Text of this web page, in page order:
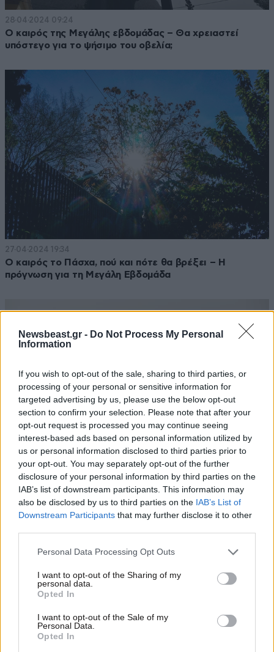
Newsbeast.gr - Do Not Process My Personal
Information
If you wish to opt-out of the sale, sharing to third parties, or
processing of your personal or sensitive information for
targeted advertising by us, please use the below opt-out
section to confirm your selection. Please note that after your
opt-out request is processed you may continue seeing
interest-based ads based on personal information utilized by
us or personal information disclosed to third parties prior to
your opt-out. You may separately opt-out of the further
disclosure of your personal information by third parties on the
IAB’s list of downstream participants. This information may
also be disclosed by us to third parties on the IAB’s List of
Downstream Participants that may further disclose it to other
Please note that this website/app uses one or more Google
not limited to your visit or usage behaviour. You may click to
grant or deny consent to Google and its third-party tags to
use your data for below specified purposes in below Google
consent section.
Personal Data Processing Opt Outs
I want to opt-out of the Sharing of my
personal data.
Opted In
I want to opt-out of the Sale of my
Personal Data.
Opted In
28·04·2024 09:24
O καιρός της Μεγάλης εβδομάδας – Θα χρειαστεί
υπόστεγο για το ψήσιμο του οβελία;
27·04·2024 19:34
Ο καιρός το Πάσχα, πού και πότε θα βρέξει – Η
πρόγνωση για τη Μεγάλη Εβδομάδα
26·04·2024 16:36
Η αφρικανική σκόνη επιστρέφει - Η εκτίμηση για τον
καιρό τη Μεγάλη Εβδομάδα και την Κυριακή του Πάσχα